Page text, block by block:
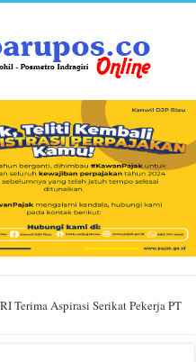
Terima Aspirasi Serikat Pekerja PT